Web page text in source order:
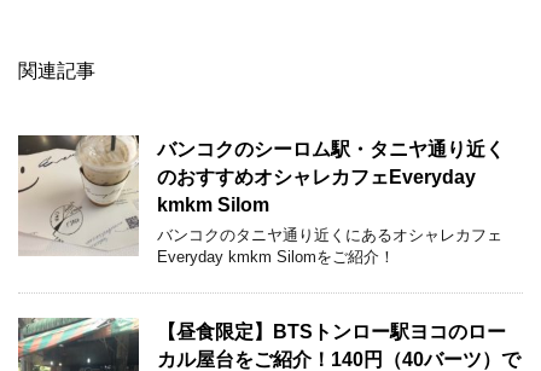
関連記事
バンコクのシーロム駅・タニヤ通り近く
のおすすめオシャレカフェEveryday
kmkm Silom
バンコクのタニヤ通り近くにあるオシャレカフェ
Everyday kmkm Silomをご紹介！
【昼食限定】BTSトンロー駅ヨコのロー
カル屋台をご紹介！140円（40バーツ）で